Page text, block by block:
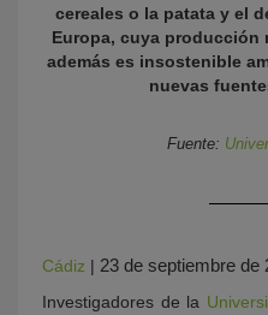
cereales o la patata y el
Europa, cuya producción
además es insostenible
nuevas
Fuente:
Cádiz | 23 de septiembre de
Investigadores de la